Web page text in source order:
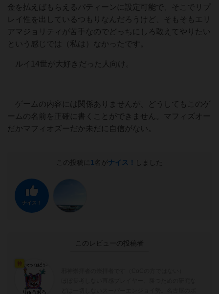
金を払えばもらえるパティーンに設定可能で、そこでリプ
レイ性を出しているつもりなんだろうけど、そもそもエリ
アマジョリティが苦手なのでどっちにしろ敢えてやりたい
という感じでは（私は）なかったです。
ルイ14世が大好きだった人向け。
ゲームの内容には関係ありませんが、どうしてもこのゲ
ームの名前を正確に書くことができません。マフィズオー
だかマフィオズーだか未だに自信がない。
この投稿に 1 名がナイス！ しました
ナイス！
このレビューの投稿者